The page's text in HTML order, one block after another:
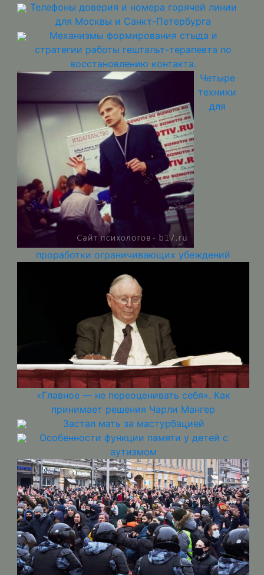
Телефоны доверия и номера горячей линии
для Москвы и Санкт-Петербурга
Механизмы формирования стыда и
стратегии работы гештальт-терапевта по
восстановлению контакта.
Четыре
техники
для
проработки ограничивающих убеждений
«Главное — не переоценивать себя». Как
принимает решения Чарли Мангер
Застал мать за мастурбацией
Особенности функции памяти у детей с
аутизмом